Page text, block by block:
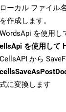
ローカル ファイル
を作成します。
WordsApi を使用し
を使用して
CellsAPI から
式に変換します